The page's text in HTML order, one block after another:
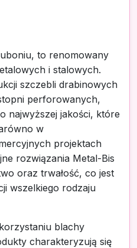
to renomowany
i stalowych.
szczebli drabinowych
perforowanych,
najwyższej jakości, które
w
projektach
rozwiązania Metal-Bis
oraz trwałość, co jest
wszelkiego rodzaju
blachy
charakteryzują się